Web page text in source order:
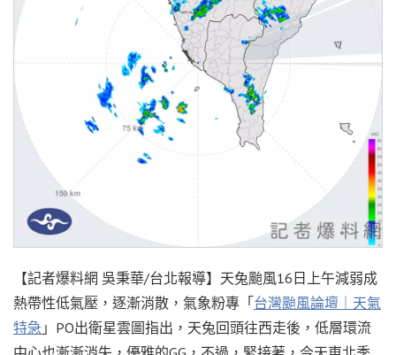
【記者爆料網 吳秉華/台北報導】天兔颱風16日上午減弱成
熱帶性低氣壓，逐漸消散，氣象粉專「台灣颱風論壇｜天氣
特急 」PO出衛星雲圖指出，天兔回頭往西走後，低層環流